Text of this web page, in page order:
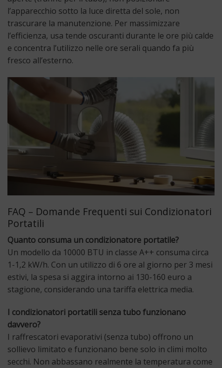
l’apparecchio sotto la luce diretta del sole, non
trascurare la manutenzione. Per massimizzare
l’efficienza, usa tende oscuranti durante le ore più calde
e concentra l’utilizzo nelle ore serali quando fa più
fresco all’esterno.
FAQ – Domande Frequenti sui Condizionatori
Portatili
Quanto consuma un condizionatore portatile?
Un modello da 10000 BTU in classe A++ consuma circa
1-1,2 kW/h. Con un utilizzo di 6 ore al giorno per 3 mesi
estivi, la spesa si aggira intorno ai 130-160 euro a
stagione, considerando una tariffa elettrica media.
I condizionatori portatili senza tubo funzionano
davvero?
I raffrescatori evaporativi (senza tubo) offrono un
sollievo limitato e funzionano bene solo in climi molto
secchi. Non abbassano realmente la temperatura come